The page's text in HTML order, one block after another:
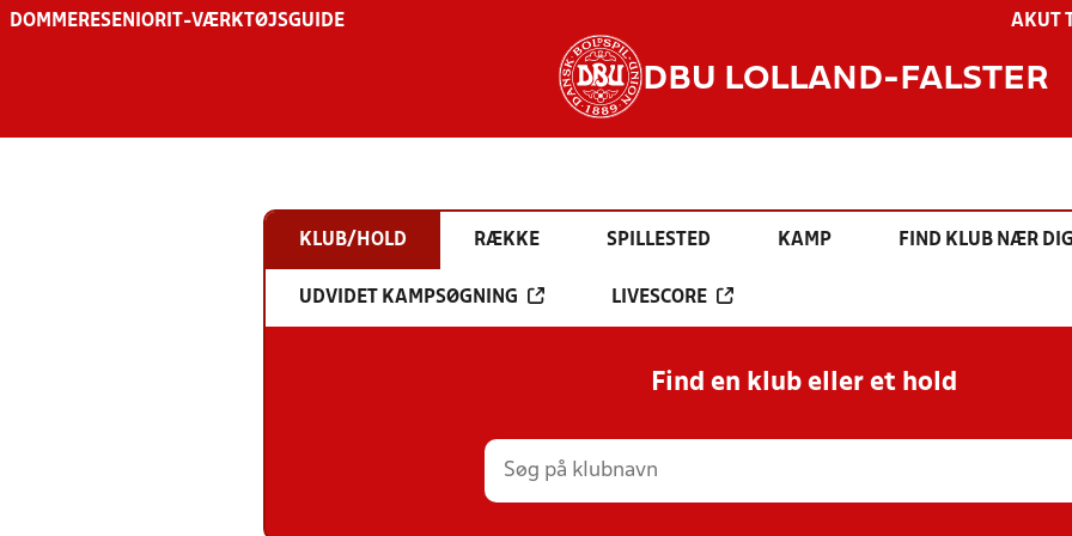
DOMMERESENIOR IT-VÆRKTØJSGUIDE AKUT
DBU LOLLAND-FALSTER
KLUB/HOLD RÆKKE SPILLESTED KAMP FIND KLUB NÆR
UDVIDET KAMPSØGNING LIVESCORE
Find en klub eller et hold